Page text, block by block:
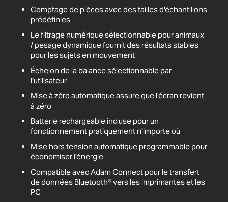
Comptage de pièces avec des tailles d'échantillons
prédéfinies
Le filtrage numérique sélectionnable pour animaux
/ pesage dynamique fournit des résultats stables
pour les sujets en mouvement
Échelon de la balance sélectionnable par
l'utilisateur
Mise à zéro automatique assure que l’écran revient
à zéro
Batterie rechargeable incluse pour un
fonctionnement pratiquement n'importe où
Mise hors tension automatique programmable pour
économiser l'énergie
Compatible avec Adam Connect pour le transfert
de données Bluetooth® vers les imprimantes et les
PC